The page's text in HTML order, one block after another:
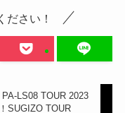
ださい！
PA-LS08 TOUR 2023
SUGIZO TOUR